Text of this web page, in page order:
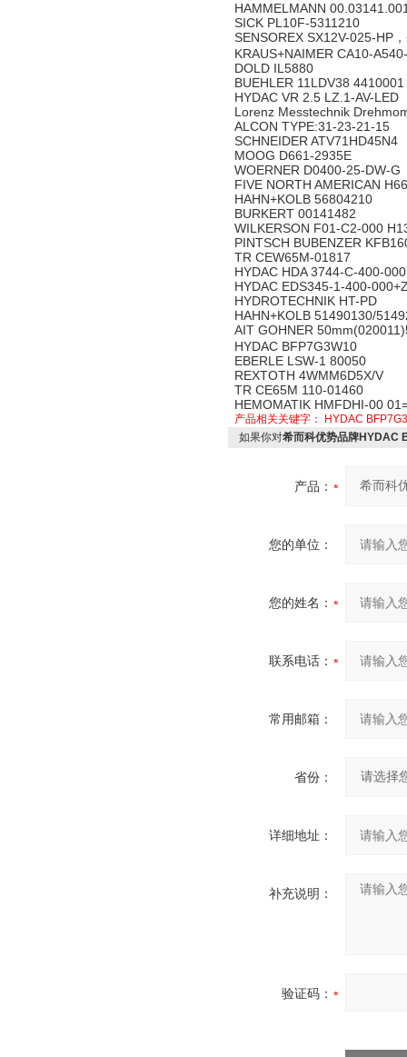
HAMMELMANN
SICK PL10F-5311210
SENSOREX SX12V-025-HP
KRAUS+NAIMER CA10-
DOLD IL5880
BUEHLER 11LDV38 4410001
HYDAC VR 2.5 LZ.1-AV-LED
Lorenz Messtechnik
ALCON TYPE:31-23-21-15
SCHNEIDER ATV71HD45N4
MOOG D661-2935E
WOERNER D0400-25-DW-G
FIVE NORTH AMERICAN
HAHN+KOLB 56804210
BURKERT 00141482
WILKERSON F01-C2-000
PINTSCH BUBENZER
TR CEW65M-01817
HYDAC HDA 3744-C-400-
HYDAC EDS345-1-400-
HYDROTECHNIK HT-PD
HAHN+KOLB 51490130/
AIT GOHNER
HYDAC BFP7G3W10
EBERLE LSW-1 80050
REXTOTH 4WMM6D5X/V
TR CE65M 110-01460
HEMOMATIK HMFDHI-00
产品相关关键字：
HYDAC
如果你对希而科优势品牌HYDAC
产品：
您的单位：
您的姓名：
联系电话：
常用邮箱：
省份：
详细地址：
补充说明：
验证码：